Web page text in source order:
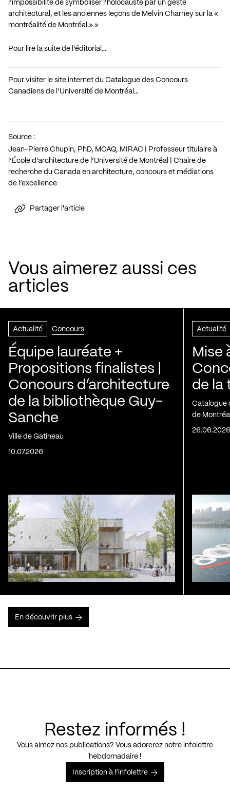
l’impossibilité de symboliser l’holocauste par un geste
architectural, et les anciennes leçons de Melvin Charney sur la «
montréalité de Montréal.» »
Pour lire la suite de l’éditorial…
Pour visiter le site internet du Catalogue des Concours
Canadiens de l’Université de Montréal…
Source :
Jean-Pierre Chupin, PhD, MOAQ, MIRAC | Professeur titulaire à
l’École d’architecture de l’Université de Montréal | Chaire de
recherche du Canada en architecture, concours et médiations
de l’excellence
Partager l'article
Vous aimerez aussi ces
articles
Actualité Concours
Équipe lauréate +
Propositions finalistes |
Concours d’architecture
de la bibliothèque Guy-
Sanche
Ville de Gatineau
10.07.2026
Actualité
Mise
de la
Catalogue
de
En découvrir plus
Restez informés !
Vous aimez nos publications? Vous adorerez notre infolettre
hebdomadaire !
Inscription à l’infolettre